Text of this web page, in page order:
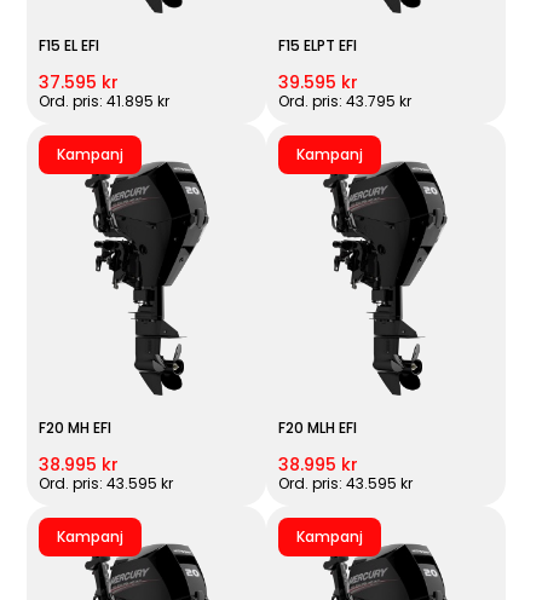
F15 EL EFI
37.595 kr
Ord. pris: 41.895 kr
F15 ELPT EFI
39.595 kr
Ord. pris: 43.795 kr
Kampanj
F20 MH EFI
38.995 kr
Ord. pris: 43.595 kr
Kampanj
F20 MLH EFI
38.995 kr
Ord. pris: 43.595 kr
Kampanj Kampanj